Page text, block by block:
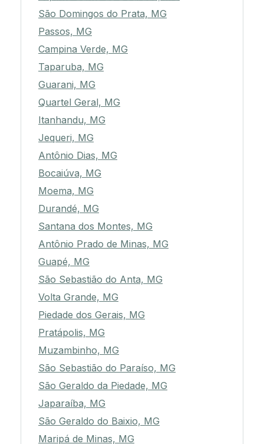
São Domingos do Prata, MG
Passos, MG
Campina Verde, MG
Taparuba, MG
Guarani, MG
Quartel Geral, MG
Itanhandu, MG
Jequeri, MG
Antônio Dias, MG
Bocaiúva, MG
Moema, MG
Durandé, MG
Santana dos Montes, MG
Antônio Prado de Minas, MG
Guapé, MG
São Sebastião do Anta, MG
Volta Grande, MG
Piedade dos Gerais, MG
Pratápolis, MG
Muzambinho, MG
São Sebastião do Paraíso, MG
São Geraldo da Piedade, MG
Japaraíba, MG
São Geraldo do Baixio, MG
Maripá de Minas, MG